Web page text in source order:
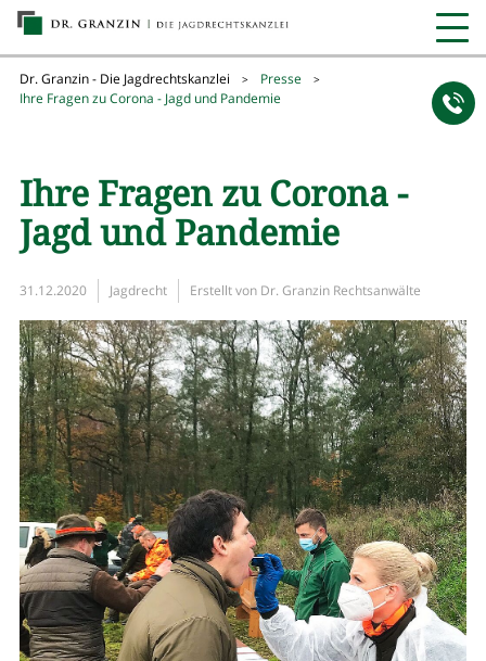
Dr. Granzin - Die Jagdrechtskanzlei > Presse >
Ihre Fragen zu Corona - Jagd und Pandemie
Ihre Fragen zu Corona -
Jagd und Pandemie
31.12.2020 Jagdrecht Erstellt von Dr. Granzin Rechtsanwälte